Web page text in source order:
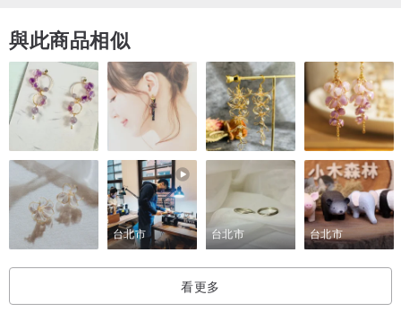
與此商品相似
台北市 台北市 台北市
看更多